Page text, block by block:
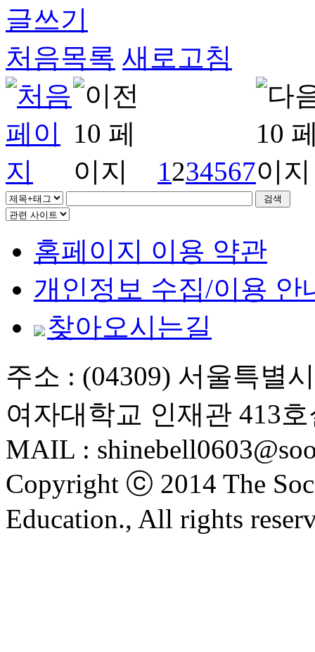
글쓰기
처음목록 새로고침
1234567
홈페이지 이용 약관
개인정보 수집/이용 안
찾아오시는길
주소 : (04309) 서울특별
여자대학교 인재관 413
MAIL :
Copyright ⓒ 2014 The
Education., All rights